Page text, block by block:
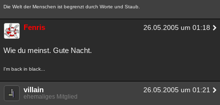
Die Welt der Menschen ist begrenzt durch Worte und Staub.
Fenris 26.05.2005 um 01:18
Wie du meinst. Gute Nacht.
I'm back in black...
villain 26.05.2005 um 01:21
ehemaliges Mitglied